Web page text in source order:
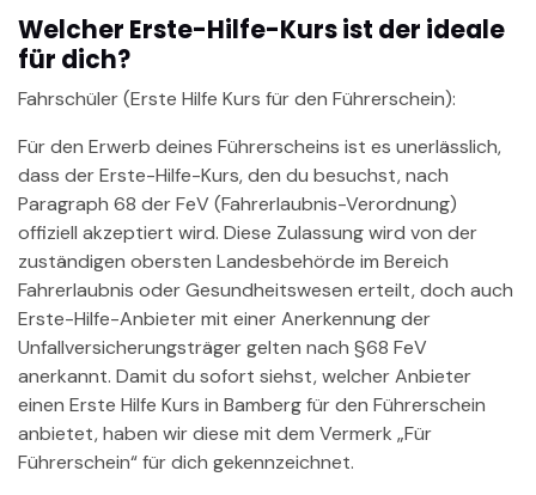
Welcher Erste-Hilfe-Kurs ist der ideale
für dich?
Fahrschüler (Erste Hilfe Kurs für den Führerschein):
Für den Erwerb deines Führerscheins ist es unerlässlich,
dass der Erste-Hilfe-Kurs, den du besuchst, nach
Paragraph 68 der FeV (Fahrerlaubnis-Verordnung)
offiziell akzeptiert wird. Diese Zulassung wird von der
zuständigen obersten Landesbehörde im Bereich
Fahrerlaubnis oder Gesundheitswesen erteilt, doch auch
Erste-Hilfe-Anbieter mit einer Anerkennung der
Unfallversicherungsträger gelten nach §68 FeV
anerkannt. Damit du sofort siehst, welcher Anbieter
einen Erste Hilfe Kurs in Bamberg für den Führerschein
anbietet, haben wir diese mit dem Vermerk „Für
Führerschein“ für dich gekennzeichnet.